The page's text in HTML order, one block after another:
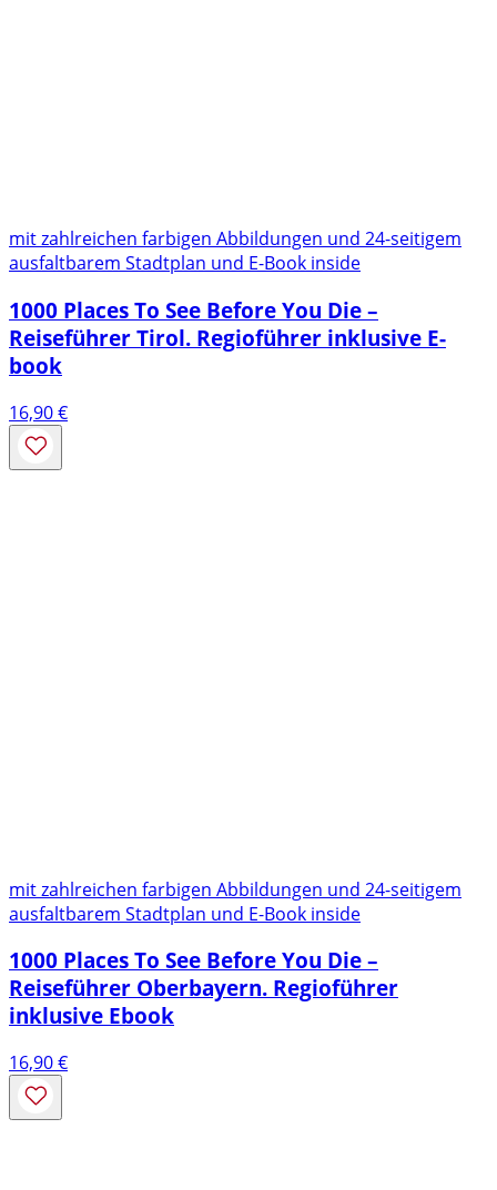
mit zahlreichen farbigen Abbildungen und 24-seitigem
ausfaltbarem Stadtplan und E-Book inside
1000 Places To See Before You Die –
Reiseführer Tirol. Regioführer inklusive E-
book
16,90€
mit zahlreichen farbigen Abbildungen und 24-seitigem
ausfaltbarem Stadtplan und E-Book inside
1000 Places To See Before You Die –
Reiseführer Oberbayern. Regioführer
inklusive Ebook
16,90€